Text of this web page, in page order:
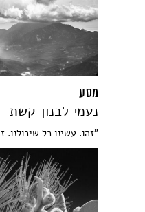
מסע
נעמי לבנון־קשת
"זהו. עשינו כל